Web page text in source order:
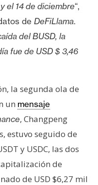
el 14 de diciembre“,
de DeFiLlama.
del BUSD, la
fue de USD $ 3,46
la segunda ola de
un mensaje
, Changpeng
estuvo seguido de
y USDC, las dos
de
de USD $6,27 mil